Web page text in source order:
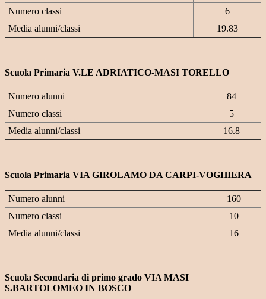
Numero classi
6
Media alunni/classi
19.83
Scuola Primaria V.LE ADRIATICO-MASI TORELLO
Numero alunni
84
Numero classi
5
Media alunni/classi
16.8
Scuola Primaria VIA GIROLAMO DA CARPI-VOGHIERA
Numero alunni
160
Numero classi
10
Media alunni/classi
16
Scuola Secondaria di primo grado VIA MASI
S.BARTOLOMEO IN BOSCO